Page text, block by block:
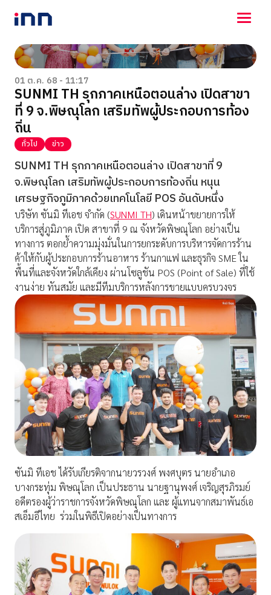
NEWS
ENTERTAINMENT
LIFESTYLE
HOROSCOPE
LOTTERY
VIDEO
ร่วมด้วยช่วยกัน
01 ต.ค. 68 - 11:17
SUNMI TH รุกภาคเหนือตอนล่าง เปิดสาขา
ที่ 9 จ.พิษณุโลก เสริมทัพผู้ประกอบการท้อง
ถิ่น
ทั่วไป ข่าว
SUNMI TH รุกภาคเหนือตอนล่าง เปิดสาขาที่ 9
จ.พิษณุโลก เสริมทัพผู้ประกอบการท้องถิ่น หนุน
เศรษฐกิจภูมิภาคด้วยเทคโนโลยี POS อันดับหนึ่ง
บริษัท ซันมิ ทีเอช จำกัด (SUNMI TH) เดินหน้าขยายการให้
บริการสู่ภูมิภาค เปิด สาขาที่ 9 ณ จังหวัดพิษณุโลก อย่างเป็น
ทางการ ตอกย้ำความมุ่งมั่นในการยกระดับการบริหารจัดการร้าน
ค้าให้กับผู้ประกอบการร้านอาหาร ร้านกาแฟ และธุรกิจ SMEใน
พื้นที่และจังหวัดใกล้เคียง ผ่านโซลูชัน POS (Point of Sale) ที่ใช้
งานง่าย ทันสมัย และมีทีมบริการหลังการขายแบบครบวงจร
ซันมิ ทีเอช ได้รับเกียรติจากนายวรวงศ์ พงศบุตร นายอำเภอ
บางกระทุ่ม พิษณุโลก เป็นประธาน นายฐานุพงศ์ เจริญสุรภิรมย์
อดีตรองผู้ว่าราชการจังหวัดพิษณุโลก และ ผู้แทนจากสมาพันธ์เอ
สเอ็มอีไทย ร่วมในพิธีเปิดอย่างเป็นทางการ